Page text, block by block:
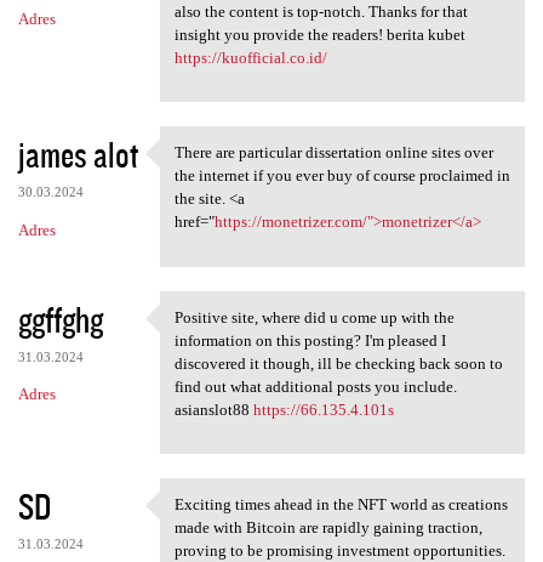
Adres
also the content is top-notch. Thanks for that
insight you provide the readers! berita kubet
https://kuofficial.co.id/
james alot
30.03.2024
Adres
There are particular
There are particular dissertation online sites over
the internet if you ever buy of course proclaimed in
the site. <a
href="https://monetrizer.com/">monetrizer</a>
ggffghg
31.03.2024
Adres
Positive site, where did u
Positive site, where did u come up with the
information on this posting? I'm pleased I
discovered it though, ill be checking back soon to
find out what additional posts you include.
asianslot88 https://66.135.4.101s
SD
31.03.2024
Exciting times ahead in the
Exciting times ahead in the NFT world as creations
made with Bitcoin are rapidly gaining traction,
proving to be promising investment opportunities.